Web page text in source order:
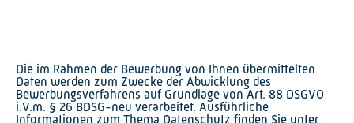
Die im Rahmen der Bewerbung von Ihnen übermittelten
Daten werden zum Zwecke der Abwicklung des
Bewerbungsverfahrens auf Grundlage von Art. 88 DSGVO
i.V.m. § 26 BDSG-neu verarbeitet. Ausführliche